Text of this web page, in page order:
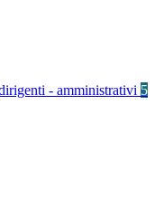
- amministrativi 5